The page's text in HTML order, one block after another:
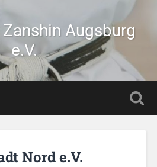
Augsburg
e.V.
Nord e.V.